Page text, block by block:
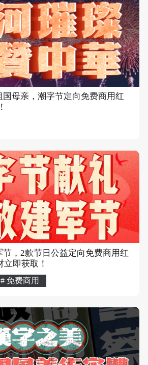
国母亲，潮字节定向免费商用红
节，2款节日公益定向免费商用红
即获取！
# 免费商用